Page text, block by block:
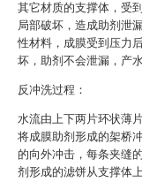
其它材质的支撑体，受
局部破坏，造成助剂泄
性材料，成膜受到压力
坏，助剂不会泄漏，产
反冲洗过程：
水流由上下两片环状薄
将成膜助剂形成的架桥
的向外冲击，每条夹缝
剂形成的滤饼从支撑体